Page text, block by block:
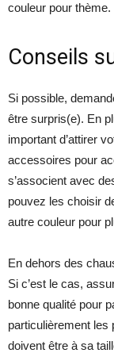
couleur pour thème.
Conseils
Si possible,
être surpris(e). En
important d’attirer
accessoires pour
s’associent avec
pouvez les choisir
autre couleur pour
En dehors des
Si c’est le cas,
bonne qualité pour
particulièrement les
doivent être à sa